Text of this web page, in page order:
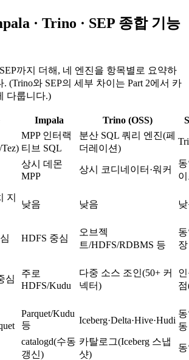
· Trino · SEP 종합 기능
까지 더해, 네 엔진을 항목별로 요약하
(Trino와 SEP의 세부 차이는 Part 2에서 카
다룹니다.)
Impala Trino (OSS)
MPP 인터랙
티브 SQL
분산 SQL 쿼리 엔진(페
더레이션)
상시 데몬
MPP
상시 코디네이터·워커
지
낮음 낮음
HDFS 중심
오브젝
트/HDFS/RDBMS 등
장
심
주로
HDFS/Kudu
다중 소스 조인(50+ 커
넥터)
점
Parquet/Kudu
등
Iceberg·Delta·Hive·Hudi
catalogd(수동
갱신)
카탈로그(Iceberg 스냅
샷)